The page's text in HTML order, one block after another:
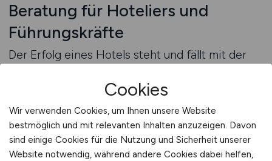
Beratung für Hoteliers und
Führungskräfte
Der Erfolg eines Hotels steht und fällt mit der
Roomservice ist der Anspruch an Präzision,
Diskretion und Gastorientierung hoch. Viele
Hoteliers stehen vor der Herausforderung,
geeignete Mitarbeiter zu finden und dauerhaft
zu halten. Eine gezielte Beratung kann hier den
Cookies
Wir verwenden Cookies, um Ihnen unsere Website
bestmöglich und mit relevanten Inhalten anzuzeigen. Davon
sind einige Cookies für die Nutzung und Sicherheit unserer
Website notwendig, während andere Cookies dabei helfen,